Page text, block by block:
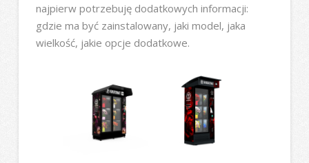
najpierw potrzebuję dodatkowych informacji:
gdzie ma być zainstalowany, jaki model, jaka
wielkość, jakie opcje dodatkowe.